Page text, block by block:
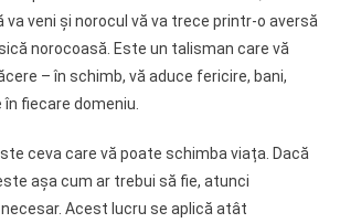
veni și norocul vă va trece printr-o aversă
norocoasă. Este un talisman care vă
– în schimb, vă aduce fericire, bani,
fiecare domeniu.
ceva care vă poate schimba viața. Dacă
așa cum ar trebui să fie, atunci
Acest lucru se aplică atât